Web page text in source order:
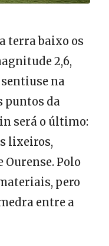
terra baixo os
2,6,
na
puntos da
será o último:
lixeiros,
Ourense. Polo
pero
entre a